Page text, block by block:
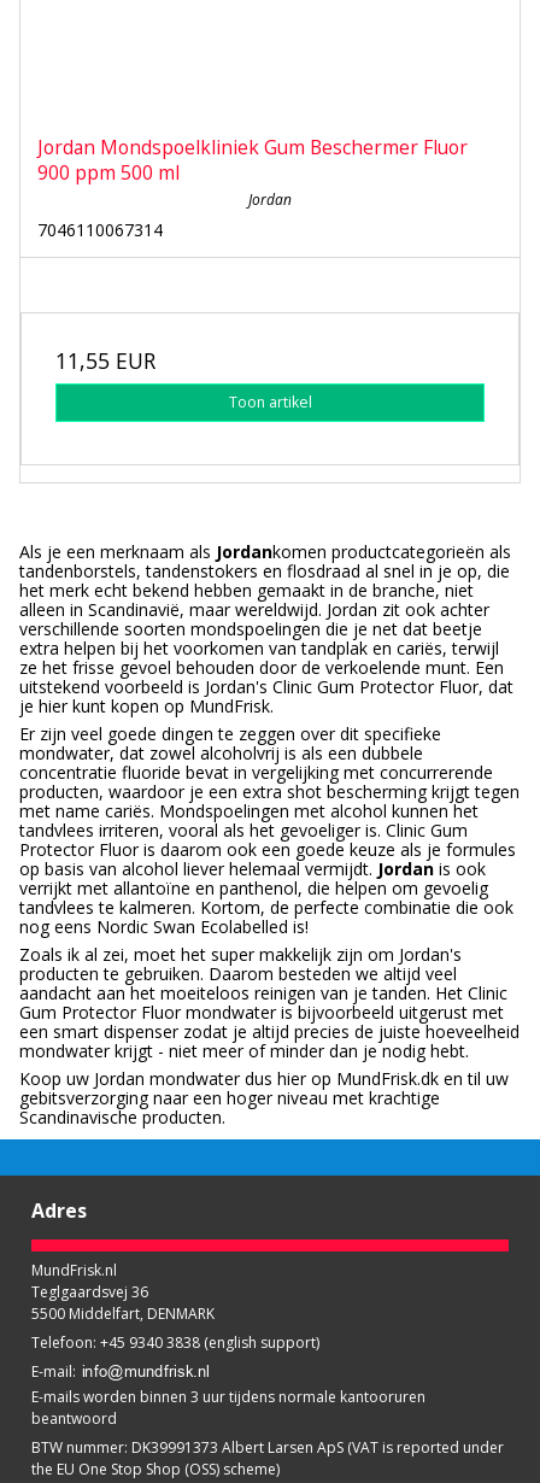
Jordan Mondspoelkliniek Gum Beschermer Fluor
900 ppm 500 ml
Jordan
7046110067314
11,55 EUR
Toon artikel
Als je een merknaam als Jordankomen productcategorieën als
tandenborstels, tandenstokers en flosdraad al snel in je op, die
het merk echt bekend hebben gemaakt in de branche, niet
alleen in Scandinavië, maar wereldwijd. Jordan zit ook achter
verschillende soorten mondspoelingen die je net dat beetje
extra helpen bij het voorkomen van tandplak en cariës, terwijl
ze het frisse gevoel behouden door de verkoelende munt. Een
uitstekend voorbeeld is Jordan's Clinic Gum Protector Fluor, dat
je hier kunt kopen op MundFrisk.
Er zijn veel goede dingen te zeggen over dit specifieke
mondwater, dat zowel alcoholvrij is als een dubbele
concentratie fluoride bevat in vergelijking met concurrerende
producten, waardoor je een extra shot bescherming krijgt tegen
met name cariës. Mondspoelingen met alcohol kunnen het
tandvlees irriteren, vooral als het gevoeliger is. Clinic Gum
Protector Fluor is daarom ook een goede keuze als je formules
op basis van alcohol liever helemaal vermijdt. Jordan is ook
verrijkt met allantoïne en panthenol, die helpen om gevoelig
tandvlees te kalmeren. Kortom, de perfecte combinatie die ook
nog eens Nordic Swan Ecolabelled is!
Zoals ik al zei, moet het super makkelijk zijn om Jordan's
producten te gebruiken. Daarom besteden we altijd veel
aandacht aan het moeiteloos reinigen van je tanden. Het Clinic
Gum Protector Fluor mondwater is bijvoorbeeld uitgerust met
een smart dispenser zodat je altijd precies de juiste hoeveelheid
mondwater krijgt - niet meer of minder dan je nodig hebt.
Koop uw Jordan mondwater dus hier op MundFrisk.dk en til uw
gebitsverzorging naar een hoger niveau met krachtige
Scandinavische producten.
Adres
MundFrisk.nl
Teglgaardsvej 36
5500 Middelfart, DENMARK
Telefoon: +45 9340 3838 (english support)
E-mail:
E-mails worden binnen 3 uur tijdens normale kantooruren
beantwoord
BTW nummer: DK39991373 Albert Larsen ApS (VAT is reported under
the EU One Stop Shop (OSS) scheme)